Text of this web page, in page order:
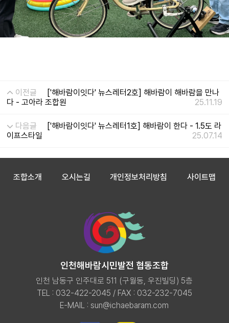
이전글
['해바람이잇다' 뉴스레터2호] 해바람이 해바람을 만나
다 - 고아라 조합원
25.11.19
다음글
['해바람이잇다' 뉴스레터1호] 해바람이 한다 - 1.5도 라
이프스타일
25.07.14
조합소개 오시는길 개인정보처리방침 사이트맵
인천해바람시민발전 협동조합
인천 남동구 인주대로 511 (구월동, 우진빌딩) 5층
TEL : 032-422-2045 / FAX : 032-232-7045
E-MAIL : sun@ichaebaram.com